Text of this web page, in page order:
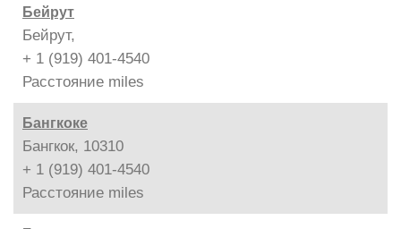
Бейрут
Бейрут,
+ 1 (919) 401-4540
Расстояние miles
Бангкоке
Бангкок, 10310
+ 1 (919) 401-4540
Расстояние miles